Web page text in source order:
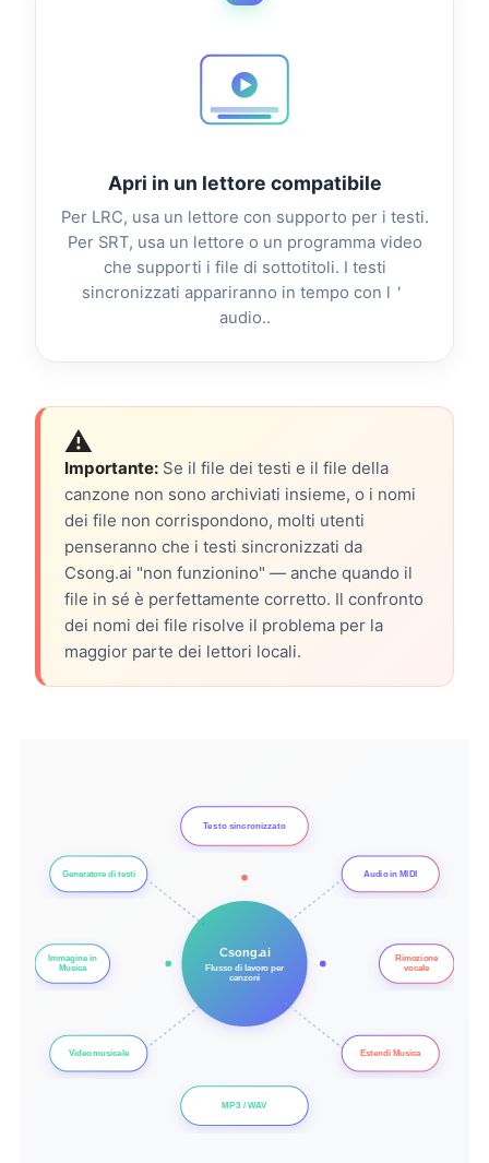
Apri in un lettore compatibile
Per LRC, usa un lettore con supporto per i testi.
Per SRT, usa un lettore o un programma video
che supporti i file di sottotitoli. I testi
sincronizzati appariranno in tempo con l＇
audio..
⚠️
Importante: Se il file dei testi e il file della
canzone non sono archiviati insieme, o i nomi
dei file non corrispondono, molti utenti
penseranno che i testi sincronizzati da
Csong.ai "non funzionino" — anche quando il
file in sé è perfettamente corretto. Il confronto
dei nomi dei file risolve il problema per la
maggior parte dei lettori locali.
Csong.ai
Flusso di lavoro per
canzoni
Testo sincronizzato
MP3 / WAV
Immagine in
Musica
Rimozione
vocale
Generatore di testi Audio in MIDI
Video musicale Estendi Musica